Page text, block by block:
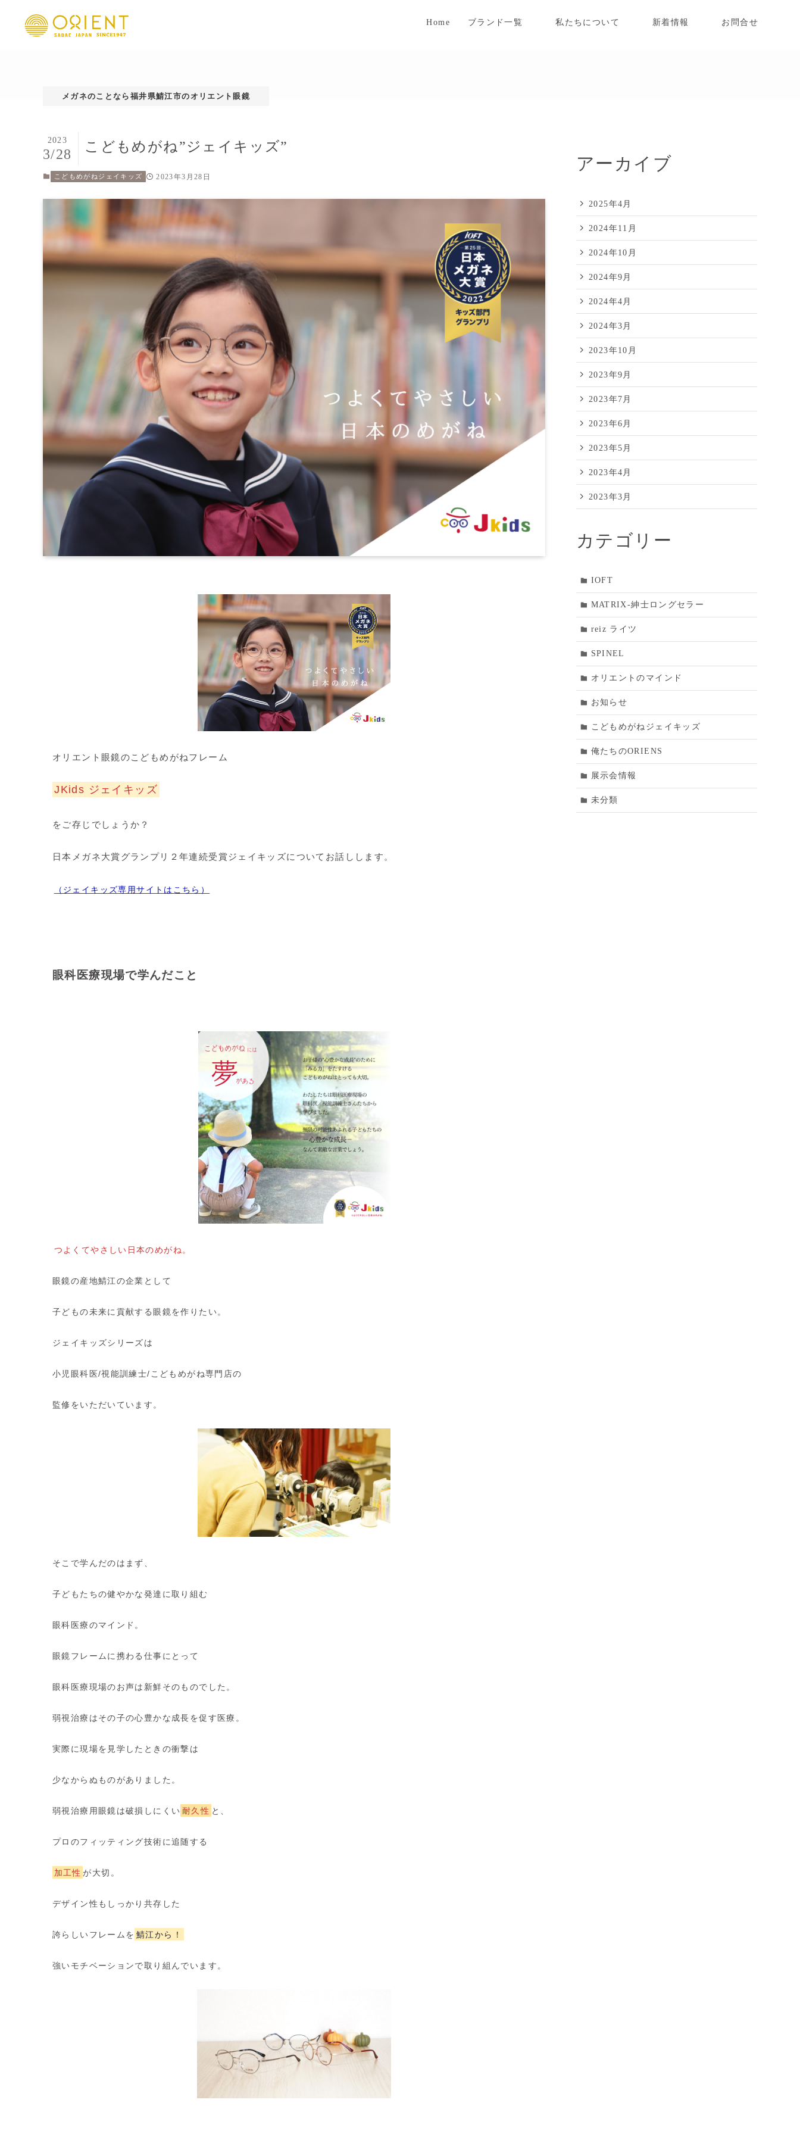
Home ブランド一覧 私たちについて 新着情報 お問合せ
メガネのことなら福井県鯖江市のオリエント眼鏡
こどもめがね”ジェイキッズ”
2023
3/28
こどもめがねジェイキッズ 2023年3月28日
オリエント眼鏡のこどもめがねフレーム
JKids ジェイキッズ
をご存じでしょうか？
日本メガネ大賞グランプリ２年連続受賞ジェイキッズについてお話しします。
（ジェイキッズ専用サイトはこちら）
眼科医療現場で学んだこと
つよくてやさしい日本のめがね。
眼鏡の産地鯖江の企業として
子どもの未来に貢献する眼鏡を作りたい。
ジェイキッズシリーズは
小児眼科医/視能訓練士/こどもめがね専門店の
監修をいただいています。
そこで学んだのはまず、
子どもたちの健やかな発達に取り組む
眼科医療のマインド。
眼鏡フレームに携わる仕事にとって
眼科医療現場のお声は新鮮そのものでした。
弱視治療はその子の心豊かな成長を促す医療。
実際に現場を見学したときの衝撃は
少なからぬものがありました。
弱視治療用眼鏡 は破損しにくい 耐久性 と、
プロのフィッティング技術に追随する
加工性 が大切。
デザイン性もしっかり共存した
誇らしいフレームを 鯖江から ！
強いモチベーションで取り組んでいます。
アーカイブ
2025年4月
2024年11月
2024年10月
2024年9月
2024年4月
2024年3月
2023年10月
2023年9月
2023年7月
2023年6月
2023年5月
2023年4月
2023年3月
カテゴリー
IOFT
MATRIX‐紳士ロングセラー
reiz ライツ
SPINEL
オリエントのマインド
お知らせ
こどもめがねジェイキッズ
俺たちのORIENS
展示会情報
未分類